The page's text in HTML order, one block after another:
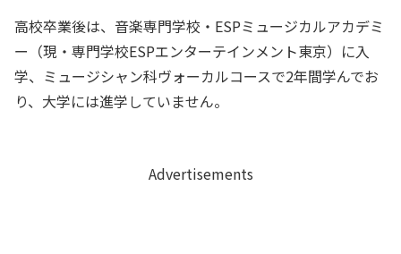
高校卒業後は、音楽専門学校・ESPミュージカルアカデミ
ー（現・専門学校ESPエンターテインメント東京）に入
学、ミュージシャン科ヴォーカルコースで2年間学んでお
り、大学には進学していません。
Advertisements